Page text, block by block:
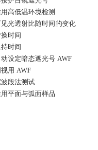
高低温环境检测
光透射比随时间的变化
时间
时间
动设定暗态遮光号 AWF
用 AWF
波段法测试
平面与弧面样品